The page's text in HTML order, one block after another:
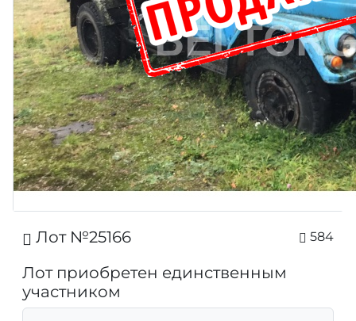
Лот №25166 584
Лот приобретен единственным
участником